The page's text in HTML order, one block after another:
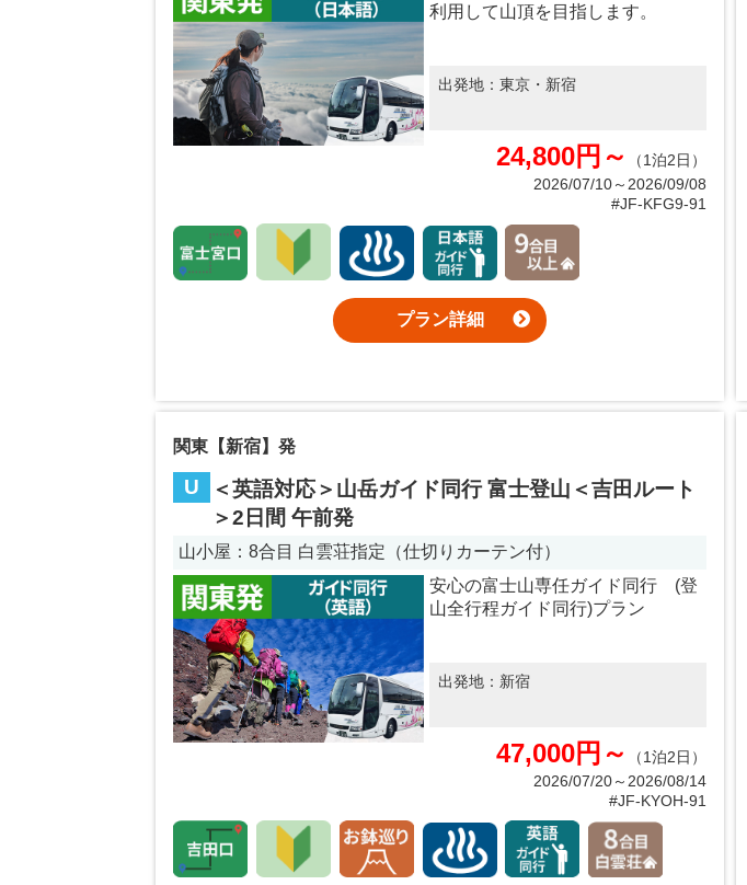
利用して山頂を目指します。
出発地： 東京・新宿
24,800円～
（1泊2日）
2026/07/10～2026/09/08
#JF-KFG9-91
プラン詳細
関東【新宿】発
U
＜英語対応＞山岳ガイド同行 富士登山＜吉田ルート
＞2日間 午前発
山小屋：8合目 白雲荘指定（仕切りカーテン付）
安心の富士山専任ガイド同行 (登
山全行程ガイド同行)プラン
出発地： 新宿
47,000円～
（1泊2日）
2026/07/20～2026/08/14
#JF-KYOH-91